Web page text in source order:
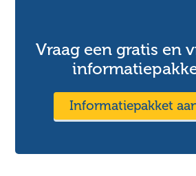
Vraag een gratis en
Informatiepakket